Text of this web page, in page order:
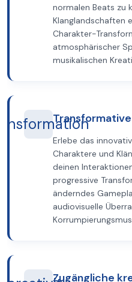
normalen Beats zu
Klanglandschaften
Charakter-
atmosphärischer
musikalischen
Erlebe das
Charaktere und
deinen
progressive
änderndes
audiovisuelle
Zugängliche